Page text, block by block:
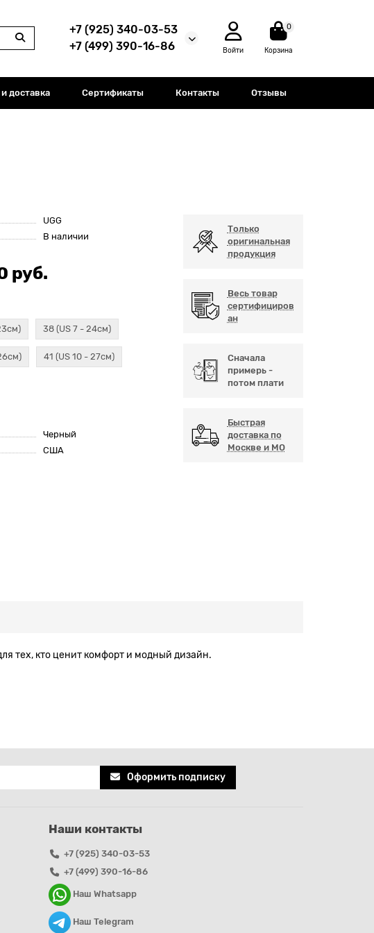
+7 (925) 340-03-53
+7 (499) 390-16-86
Войти
0
Корзина
доставка Сертификаты Контакты Отзывы
UGG
В наличии
руб.
38 (US 7 - 24см)
41 (US 10 - 27см)
Черный
США
Только
оригинальная
продукция
Весь товар
сертифициров
ан
Сначала
примерь -
потом плати
Быстрая
доставка по
Москве и МО
тех, кто ценит комфорт и модный дизайн.
Оформить подписку
Наши контакты
+7 (925) 340-03-53
+7 (499) 390-16-86
Наш Whatsapp
Наш Telegram